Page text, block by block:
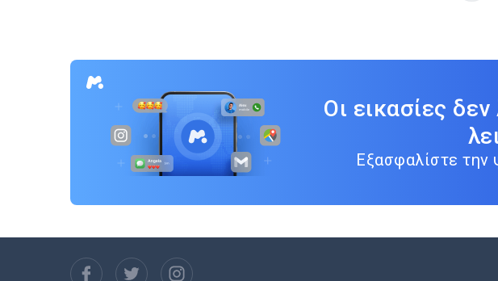
Οι εικασίες
Εξασφαλίστε την